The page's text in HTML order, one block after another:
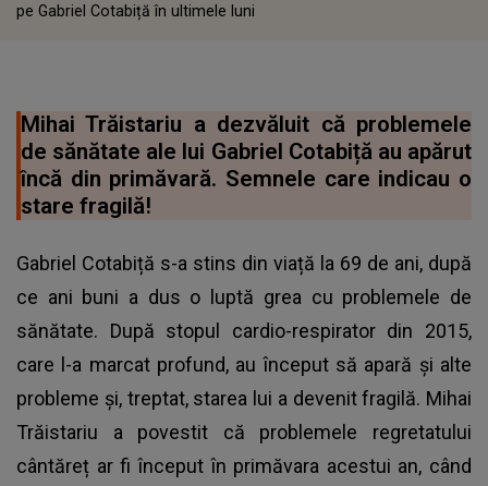
pe Gabriel Cotabiță în ultimele luni
Mihai Trăistariu a dezvăluit că problemele
de sănătate ale lui Gabriel Cotabiță au apărut
încă din primăvară. Semnele care indicau o
stare fragilă!
Gabriel Cotabiță s-a stins din viață la 69 de ani, după
ce ani buni a dus o luptă grea cu problemele de
sănătate. După stopul cardio-respirator din 2015,
care l-a marcat profund, au început să apară și alte
probleme și, treptat, starea lui a devenit fragilă. Mihai
Trăistariu a povestit că problemele regretatului
cântăreț ar fi început în primăvara acestui an, când